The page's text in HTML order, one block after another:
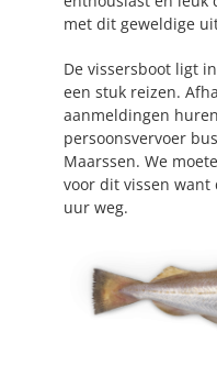
met dit geweldige
De vissersboot ligt
een stuk reizen.
aanmeldingen
persoonsvervoer
Maarssen. We
voor dit vissen
uur weg.